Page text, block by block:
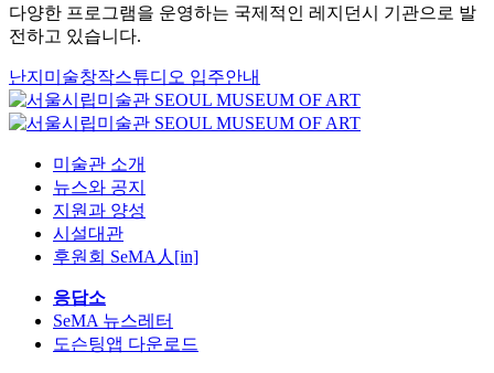
다양한 프로그램을 운영하는 국제적인 레지던시 기관으로 발
전하고 있습니다.
난지미술창작스튜디오 입주안내
미술관 소개
뉴스와 공지
지원과 양성
시설대관
후원회 SeMA人[in]
응답소
SeMA 뉴스레터
도슨팅앱 다운로드